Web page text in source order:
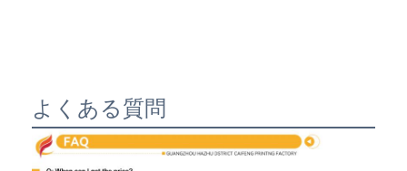
よくある質問